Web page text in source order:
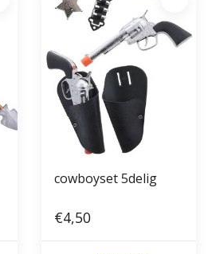
cowboyset 5delig
€4,50